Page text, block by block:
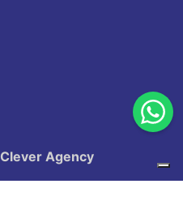
Clever Agency